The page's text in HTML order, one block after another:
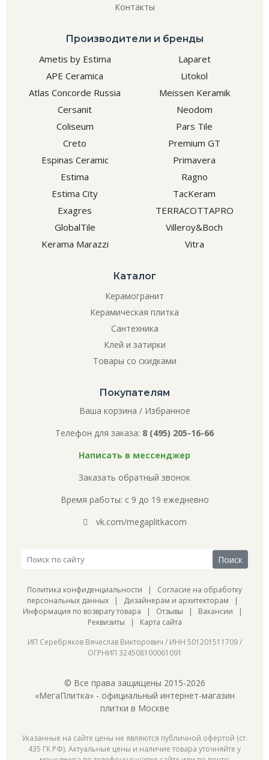
Контакты
Производители и бренды
Ametis by Estima
APE Ceramica
Atlas Concorde Russia
Cersanit
Coliseum
Creto
Espinas Ceramic
Estima
Estima City
Exagres
GlobalTile
Kerama Marazzi
Laparet
Litokol
Meissen Keramik
Neodom
Pars Tile
Premium GT
Primavera
Ragno
TacKeram
TERRACOTTAPRO
Villeroy&Boch
Vitra
Каталог
Керамогранит
Керамическая плитка
Сантехника
Клей и затирки
Товары со скидками
Покупателям
Ваша корзина / Избранное
Телефон для заказа: 8 (495) 205-16-66
Написать в мессенджер
Заказать обратный звонок
Время работы: с 9 до 19 ежедневно
vk.com/megaplitkacom
Политика конфиденциальности | Согласие на обработку
персональных данных | Дизайнерам и архитекторам |
Информация по возврату товара | Отзывы | Вакансии |
Реквизиты | Карта сайта
ИП Серебряков Вячеслав Викторович / ИНН 501201511709 /
ОГРНИП 324508100061091
© Все права защищены 2015-2026
«МегаПлитка» - официальный интернет-магазин
плитки в Москве
Указанные на сайте цены не являются публичной офертой (ст.
435 ГК РФ). Актуальные цены и наличие товара уточняйте у